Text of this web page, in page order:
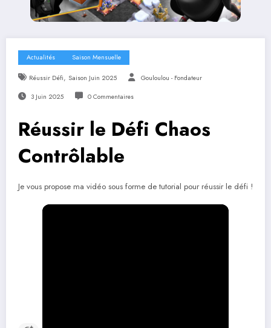
Actualités Saison Mensuelle
Réussir Défi, Saison Juin 2025 Gouloulou - Fondateur
3 Juin 2025 0 Commentaires
Réussir le Défi Chaos
Contrôlable
Je vous propose ma vidéo sous forme de tutorial pour réussir le défi !